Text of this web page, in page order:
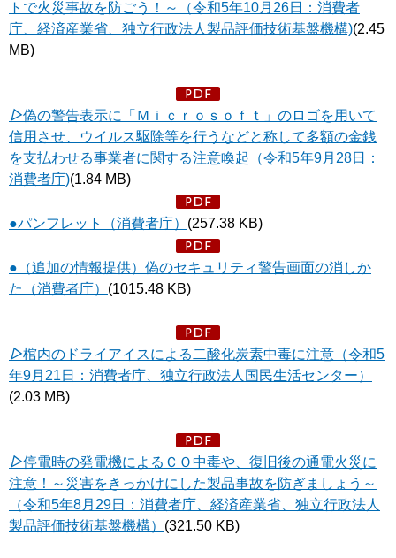
トで火災事故を防ごう！～（令和5年10月26日：消費者
庁、経済産業省、独立行政法人製品評価技術基盤機構)(2.45
MB)
▷偽の警告表示に「Ｍｉｃｒｏｓｏｆｔ」のロゴを用いて
信用させ、ウイルス駆除等を行うなどと称して多額の金銭
を支払わせる事業者に関する注意喚起 （令和5年9月28日：
消費者庁)(1.84 MB)
●パンフレット（消費者庁） (257.38 KB)
●（追加の情報提供）偽のセキュリティ警告画面の消しか
た（消費者庁） (1015.48 KB)
▷棺内のドライアイスによる二酸化炭素中毒に注意（令和5
年9月21日：消費者庁、独立行政法人国民生活センター）
(2.03 MB)
▷停電時の発電機によるＣＯ中毒や、復旧後の通電火災に
注意！～災害をきっかけにした製品事故を防ぎましょう～
（令和5年8月29日：消費者庁、経済産業省、独立行政法人
製品評価技術基盤機構） (321.50 KB)